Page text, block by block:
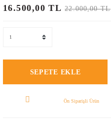
16.500,00 TL 22.000,00 TL
SEPETE EKLE
Ön Siparişli Ürün